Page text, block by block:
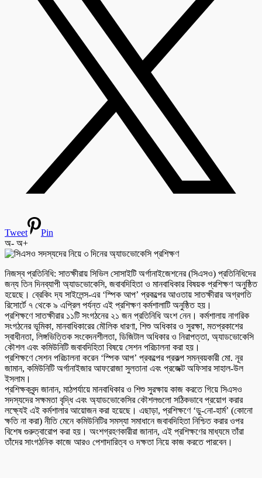
Tweet
Pin
অ- অ+
নিজস্ব প্রতিনিধি: সাতক্ষীরায় সিভিল সোসাইটি অর্গানাইজেশনের (সিএসও) প্রতিনিধিদের
জন্য তিন দিনব্যাপী অ্যাডভোকেসি, জবাবদিহিতা ও মানবাধিকার বিষয়ক প্রশিক্ষণ অনুষ্ঠিত
হয়েছে। ব্রেকিং দ্য সাইলেন্স-এর ‘স্পিক আপ’ প্রকল্পের আওতায় সাতক্ষীরার অগ্রগতি
রিসোর্টে ৭ থেকে ৯ এপ্রিল পর্যন্ত এই প্রশিক্ষণ কর্মশালাটি অনুষ্ঠিত হয়।
প্রশিক্ষণে সাতক্ষীরার ১১টি সংগঠনের ২১ জন প্রতিনিধি অংশ নেন। কর্মশালায় নাগরিক
সংগঠনের ভূমিকা, মানবাধিকারের মৌলিক ধারণা, শিশু অধিকার ও সুরক্ষা, মতপ্রকাশের
স্বাধীনতা, লিঙ্গভিত্তিক সংবেদনশীলতা, ডিজিটাল অধিকার ও নিরাপত্তা, অ্যাডভোকেসি
কৌশল এবং কমিউনিটি জবাবদিহিতা বিষয়ে সেশন পরিচালনা করা হয়।
প্রশিক্ষণে সেশন পরিচালনা করেন ‘স্পিক আপ’ প্রকল্পের প্রকল্প সমন্বয়কারী মো. নূর
জামান, কমিউনিটি অর্গানাইজার আফরোজা সুলতানা এবং প্রজেক্ট অফিসার সাহাল-উল
ইসলাম।
প্রশিক্ষকবৃন্দ জানান, মাঠপর্যায়ে মানবাধিকার ও শিশু সুরক্ষায় কাজ করতে গিয়ে সিএসও
সদস্যদের সক্ষমতা বৃদ্ধি এবং অ্যাডভোকেসির কৌশলগুলো সঠিকভাবে প্রয়োগ করার
লক্ষ্যেই এই কর্মশালার আয়োজন করা হয়েছে। এছাড়া, প্রশিক্ষণে ‘ডু-নো-হার্ম’ (কোনো
ক্ষতি না করা) নীতি মেনে কমিউনিটির সমস্যা সমাধানে জবাবদিহিতা নিশ্চিত করার ওপর
বিশেষ গুরুত্বারোপ করা হয়। অংশগ্রহণকারীরা জানান, এই প্রশিক্ষণের মাধ্যমে তাঁরা
তাঁদের সাংগঠনিক কাজে আরও পেশাদারিত্ব ও দক্ষতা নিয়ে কাজ করতে পারবেন।